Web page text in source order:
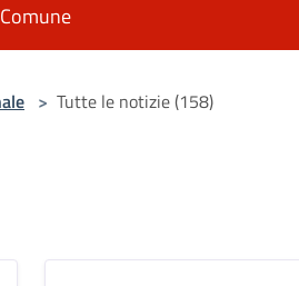
> Tutte le notizie (158)